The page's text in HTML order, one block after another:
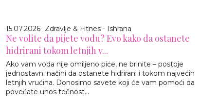
15.07.2026 Zdravlje & Fitnes - Ishrana
Ne volite da pijete vodu? Evo kako da ostanete
hidrirani tokom letnjih v...
Ako vam voda nije omiljeno piće, ne brinite – postoje
jednostavni načini da ostanete hidrirani i tokom najvećih
letnjih vrućina. Donosimo savete koji će vam pomoći da
povećate unos tečnost...